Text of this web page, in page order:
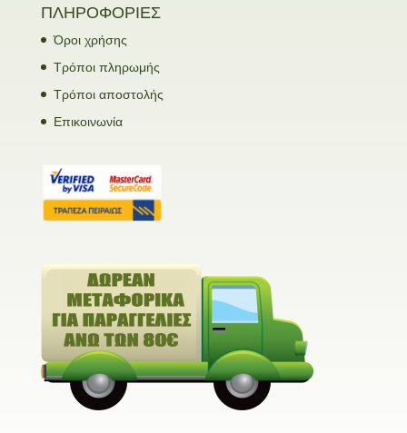
ΠΛΗΡΟΦΟΡΙΕΣ
Όροι χρήσης
Τρόποι πληρωμής
Τρόποι αποστολής
Επικοινωνία